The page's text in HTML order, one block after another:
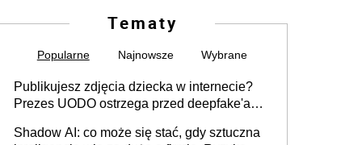
Tematy
Popularne Najnowsze Wybrane
Publikujesz zdjęcia dziecka w internecie?
Prezes UODO ostrzega przed deepfake'ami i
Shadow AI: co może się stać, gdy sztuczna